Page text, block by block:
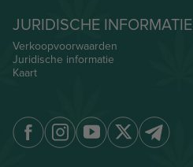
JURIDISCHE INFORMATIE
Verkoopvoorwaarden
Juridische informatie
Kaart